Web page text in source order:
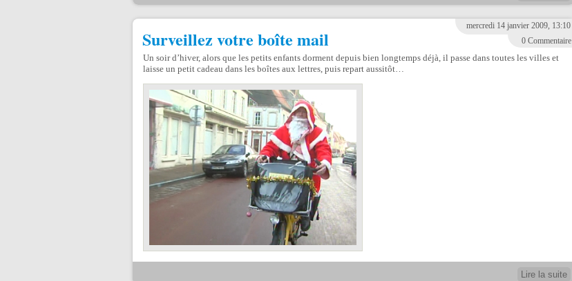
mercredi 14 janvier 2009, 13:10
0 Commentaire
Surveillez votre boîte mail
Un soir d’hiver, alors que les petits enfants dorment depuis bien longtemps déjà, il passe dans toutes les villes et
laisse un petit cadeau dans les boîtes aux lettres, puis repart aussitôt…
Lire la suite